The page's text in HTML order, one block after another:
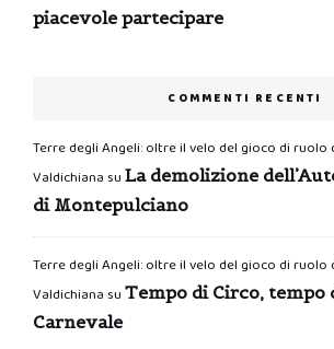
piacevole partecipare
COMMENTI RECENTI
Terre degli Angeli: oltre il velo del gioco di ruolo
Valdichiana su La demolizione
di Montepulciano
Terre degli Angeli: oltre il velo del gioco di ruolo
Valdichiana su Tempo di Circo, tempo
Carnevale